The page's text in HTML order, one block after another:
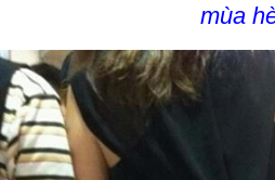
mùa